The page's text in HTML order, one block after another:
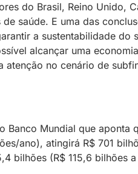
do Brasil, Reino Unido,
saúde. E uma das
a sustentabilidade do
alcançar uma
atenção no cenário de
Banco Mundial que aponta
ano), atingirá R$ 701
bilhões (R$ 115,6 bilhões